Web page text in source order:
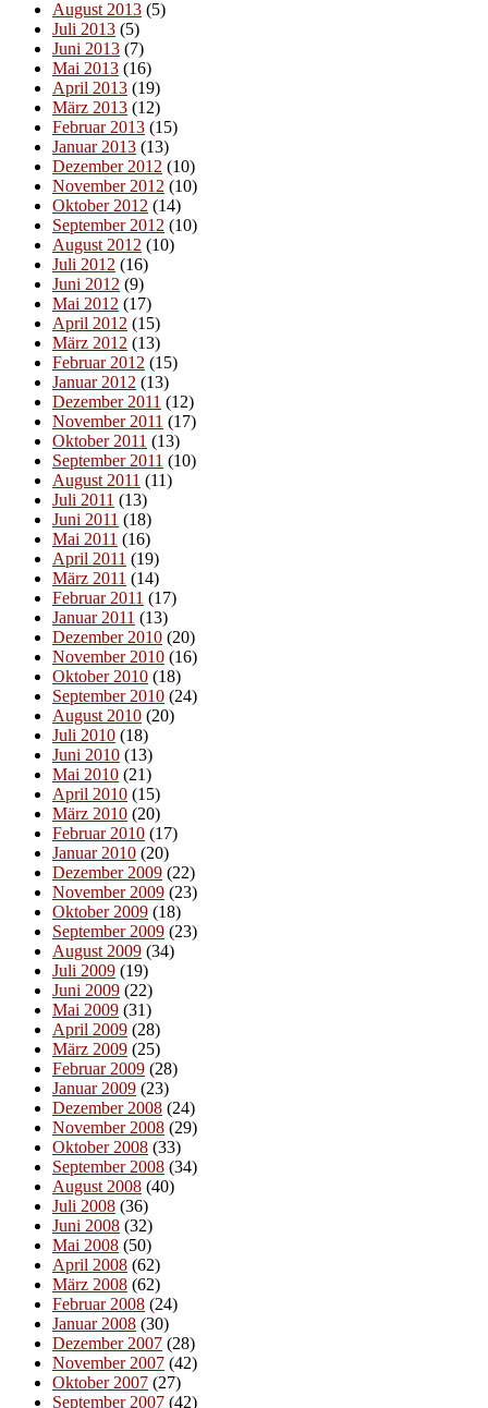
August 2013 (5)
Juli 2013 (5)
Juni 2013 (7)
Mai 2013 (16)
April 2013 (19)
März 2013 (12)
Februar 2013 (15)
Januar 2013 (13)
Dezember 2012 (10)
November 2012 (10)
Oktober 2012 (14)
September 2012 (10)
August 2012 (10)
Juli 2012 (16)
Juni 2012 (9)
Mai 2012 (17)
April 2012 (15)
März 2012 (13)
Februar 2012 (15)
Januar 2012 (13)
Dezember 2011 (12)
November 2011 (17)
Oktober 2011 (13)
September 2011 (10)
August 2011 (11)
Juli 2011 (13)
Juni 2011 (18)
Mai 2011 (16)
April 2011 (19)
März 2011 (14)
Februar 2011 (17)
Januar 2011 (13)
Dezember 2010 (20)
November 2010 (16)
Oktober 2010 (18)
September 2010 (24)
August 2010 (20)
Juli 2010 (18)
Juni 2010 (13)
Mai 2010 (21)
April 2010 (15)
März 2010 (20)
Februar 2010 (17)
Januar 2010 (20)
Dezember 2009 (22)
November 2009 (23)
Oktober 2009 (18)
September 2009 (23)
August 2009 (34)
Juli 2009 (19)
Juni 2009 (22)
Mai 2009 (31)
April 2009 (28)
März 2009 (25)
Februar 2009 (28)
Januar 2009 (23)
Dezember 2008 (24)
November 2008 (29)
Oktober 2008 (33)
September 2008 (34)
August 2008 (40)
Juli 2008 (36)
Juni 2008 (32)
Mai 2008 (50)
April 2008 (62)
März 2008 (62)
Februar 2008 (24)
Januar 2008 (30)
Dezember 2007 (28)
November 2007 (42)
Oktober 2007 (27)
September 2007 (42)